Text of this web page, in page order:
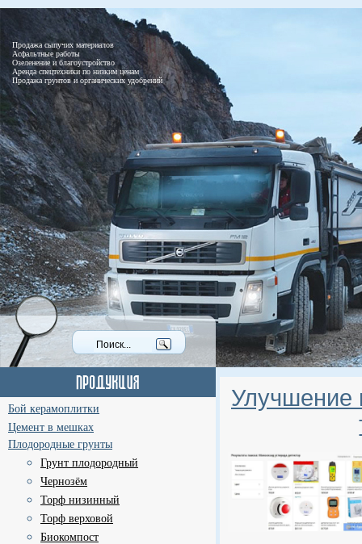
Продажа сыпучих материалов
Асфальтные работы
Озеленение и благоустройство
Аренда спецтехники по низким ценам
Продажа грунтов и органических удобрений
Бой керамоплитки
Цемент в мешках
Плодородные грунты
Грунт плодородный
Чернозём
Торф низинный
Торф верховой
Биокомпост
Улучшение